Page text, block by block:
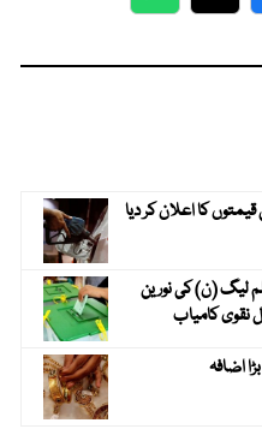
WhatsApp
کا اعلان کر دیا
، ایل اے 27 میں مسلم لیگ (ن) کی نورین
اضافہ